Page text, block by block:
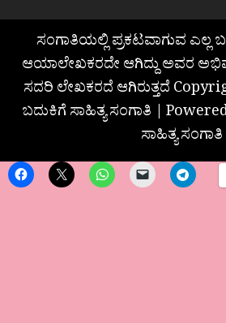
ಸಂಗಾತಿಯಲ್ಲಿ ಪ್ರಕಟವಾಗುವ ಎಲ್ಲ
ಆಯಾಲೇಖಕರದೇ ಆಗಿದ್ದು ಅವರ
ಸದರಿ ಲೇಖಕರದೆ ಆಗಿರುತ್ತದೆ
ಬದುಕಿಗೆ ಸಾಹಿತ್ಯ ಸಂಗಾತಿ |
ಸಾಹಿತ್ಯ ಸಂಗಾತಿ